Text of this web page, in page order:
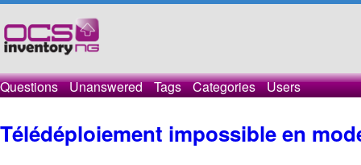
Questions Unanswered Tags Categories Users
Télédéploiement impossible en